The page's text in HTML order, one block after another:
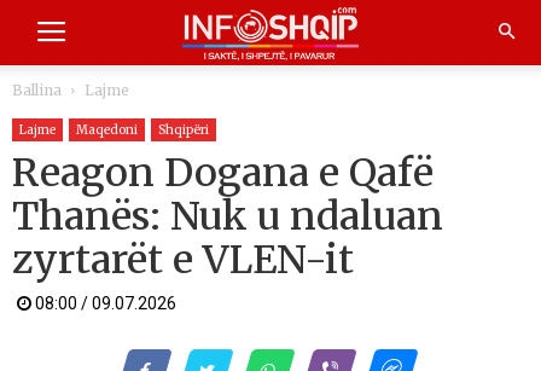
Ballina Lajme
Lajme Maqedoni Shqipëri
Reagon Dogana e Qafë
Thanës: Nuk u ndaluan
zyrtarët e VLEN-it
08:00 / 09.07.2026